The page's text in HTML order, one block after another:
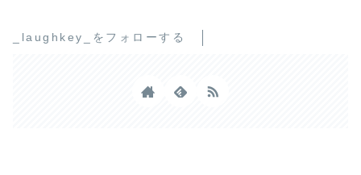
_laughkey_をフォローする